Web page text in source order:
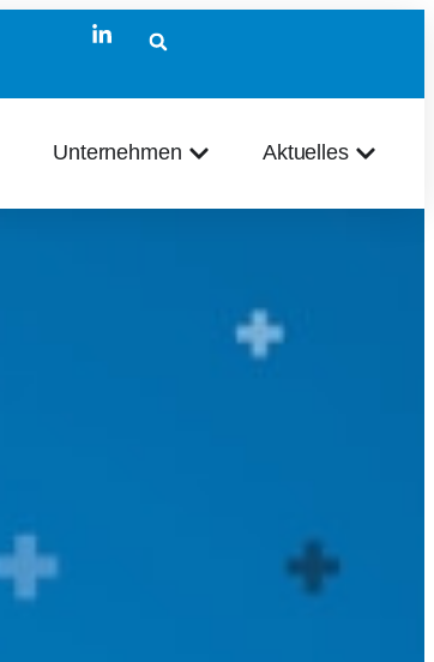
Unternehmen Aktuelles